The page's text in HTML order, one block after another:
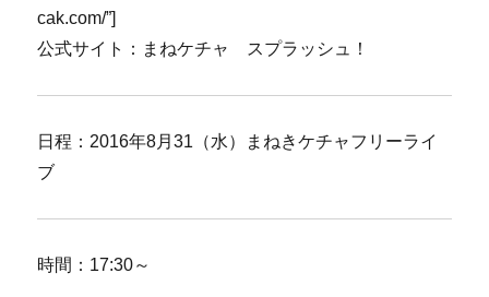
cak.com/”]
公式サイト：まねケチャ スプラッシュ！
日程：2016年8月31（水）まねきケチャフリーライ
ブ
時間：17:30～